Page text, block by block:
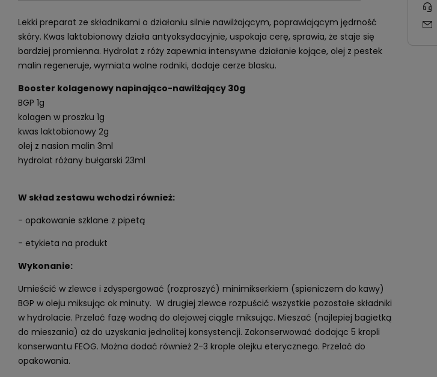
Lekki preparat ze składnikami o działaniu silnie nawilżającym, poprawiającym jędrność
skóry. Kwas laktobionowy działa antyoksydacyjnie, uspokaja cerę, sprawia, że staje się
bardziej promienna. Hydrolat z róży zapewnia intensywne działanie kojące, olej z pestek
malin regeneruje, wymiata wolne rodniki, dodaje cerze blasku.
Booster kolagenowy napinająco-nawilżający 30g
BGP 1g
kolagen w proszku 1g
kwas laktobionowy 2g
olej z nasion malin 3ml
hydrolat różany bułgarski 23ml
W skład zestawu wchodzi również:
- opakowanie szklane z pipetą
- etykieta na produkt
Wykonanie:
Umieścić w zlewce i zdyspergować (rozproszyć) minimikserkiem (spieniczem do kawy)
BGP w oleju miksując ok minuty. W drugiej zlewce rozpuścić wszystkie pozostałe składniki
w hydrolacie. Przelać fazę wodną do olejowej ciągle miksując. Mieszać (najlepiej bagietką
do mieszania) aż do uzyskania jednolitej konsystencji. Zakonserwować dodając 5 kropli
konserwantu FEOG. Można dodać również 2-3 krople olejku eterycznego. Przelać do
opakowania.